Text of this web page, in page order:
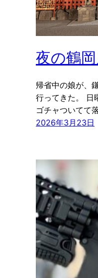
夜の鶴
帰省中の娘が、
行ってきた。 日
ゴチャついてて
2026年3月23日